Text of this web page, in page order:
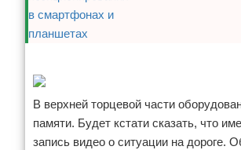
В верхней торцевой части
памяти. Будет кстати сказать, что
запись видео о ситуации на дороге.